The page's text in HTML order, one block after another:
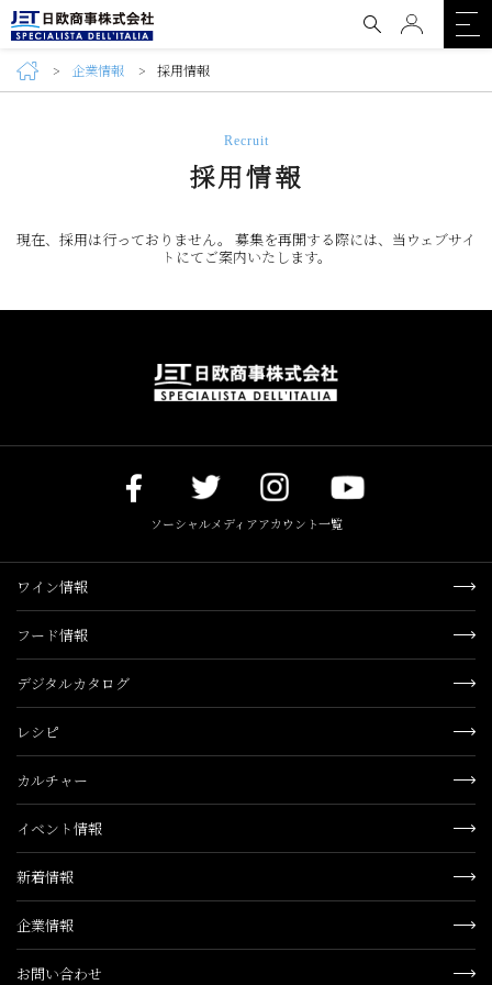
企業情報 採用情報
Recruit
採用情報
現在、採用は行っておりません。 募集を再開する際には、当ウェブサイ
トにてご案内いたします。
ソーシャルメディアアカウント一覧
ワイン情報
フード情報
デジタルカタログ
レシピ
カルチャー
イベント情報
新着情報
企業情報
お問い合わせ